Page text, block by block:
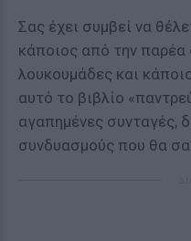
Σας έχει συμβεί να
κάποιος από την παρέα
λουκουμάδες και
αυτό το βιβλίο
αγαπημένες συνταγές,
συνδυασμούς που θα